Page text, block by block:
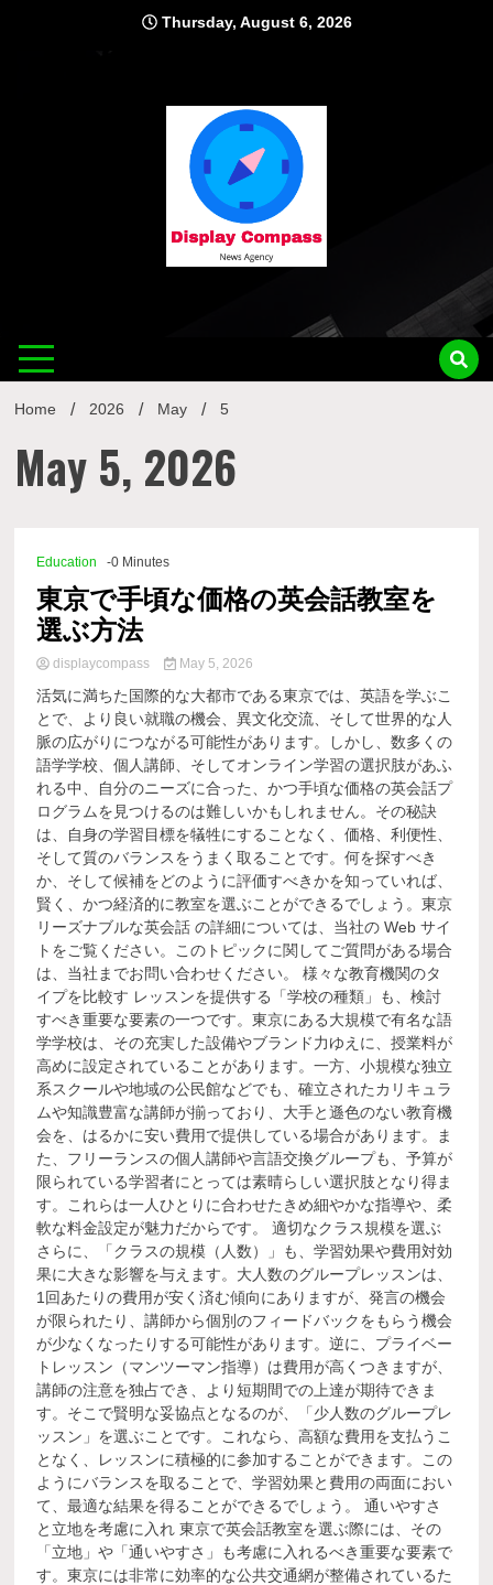
Thursday, August 6, 2026
Home 2026 May 5
May 5, 2026
Education -0 Minutes
東京で手頃な価格の英会話教室を
選ぶ方法
displaycompass May 5, 2026
活気に満ちた国際的な大都市である東京では、英語を学ぶこ
とで、より良い就職の機会、異文化交流、そして世界的な人
脈の広がりにつながる可能性があります。しかし、数多くの
語学学校、個人講師、そしてオンライン学習の選択肢があふ
れる中、自分のニーズに合った、かつ手頃な価格の英会話プ
ログラムを見つけるのは難しいかもしれません。その秘訣
は、自身の学習目標を犠牲にすることなく、価格、利便性、
そして質のバランスをうまく取ることです。何を探すべき
か、そして候補をどのように評価すべきかを知っていれば、
賢く、かつ経済的に教室を選ぶことができるでしょう。東京
リーズナブルな英会話 の詳細については、当社の Web サイ
トをご覧ください。このトピックに関してご質問がある場合
は、当社までお問い合わせください。 様々な教育機関のタ
イプを比較す レッスンを提供する「学校の種類」も、検討
すべき重要な要素の一つです。東京にある大規模で有名な語
学学校は、その充実した設備やブランド力ゆえに、授業料が
高めに設定されていることがあります。一方、小規模な独立
系スクールや地域の公民館などでも、確立されたカリキュラ
ムや知識豊富な講師が揃っており、大手と遜色のない教育機
会を、はるかに安い費用で提供している場合があります。ま
た、フリーランスの個人講師や言語交換グループも、予算が
限られている学習者にとっては素晴らしい選択肢となり得ま
す。これらは一人ひとりに合わせたきめ細やかな指導や、柔
軟な料金設定が魅力だからです。 適切なクラス規模を選ぶ
さらに、「クラスの規模（人数）」も、学習効果や費用対効
果に大きな影響を与えます。大人数のグループレッスンは、
1回あたりの費用が安く済む傾向にありますが、発言の機会
が限られたり、講師から個別のフィードバックをもらう機会
が少なくなったりする可能性があります。逆に、プライベー
トレッスン（マンツーマン指導）は費用が高くつきますが、
講師の注意を独占でき、より短期間での上達が期待できま
す。そこで賢明な妥協点となるのが、「少人数のグループレ
ッスン」を選ぶことです。これなら、高額な費用を支払うこ
となく、レッスンに積極的に参加することができます。この
ようにバランスを取ることで、学習効果と費用の両面におい
て、最適な結果を得ることができるでしょう。 通いやすさ
と立地を考慮に入れ 東京で英会話教室を選ぶ際には、その
「立地」や「通いやすさ」も考慮に入れるべき重要な要素で
す。東京には非常に効率的な公共交通網が整備されているた